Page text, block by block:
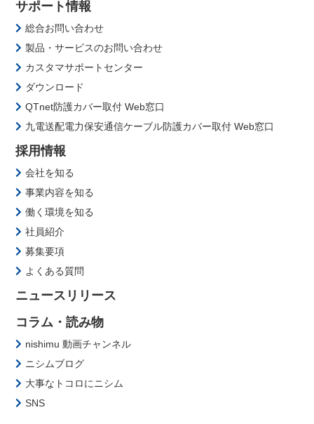
サポート情報
総合お問い合わせ
製品・サービスのお問い合わせ
カスタマサポートセンター
ダウンロード
QTnet防護カバー取付 Web窓口
九電送配電力保安通信ケーブル防護カバー取付 Web窓口
採用情報
会社を知る
事業内容を知る
働く環境を知る
社員紹介
募集要項
よくある質問
ニュースリリース
コラム・読み物
nishimu 動画チャンネル
ニシムブログ
大事なトコロにニシム
SNS